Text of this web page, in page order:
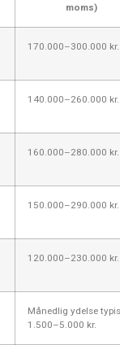
moms)
170.000–300.000 kr.
140.000–260.000 kr.
160.000–280.000 kr.
150.000–290.000 kr.
120.000–230.000 kr.
Månedlig ydelse
1.500–5.000 kr.